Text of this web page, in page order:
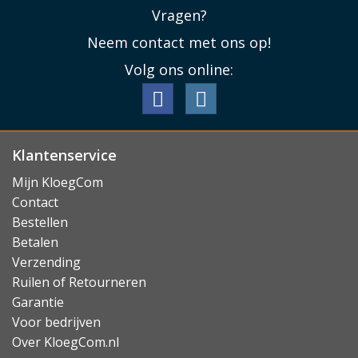
lampje, zodat hij in het donker geen storende gloed af
geeft die uw slaap kan verstoren.
Vragen?
Neem contact met ons op!
Volg ons online:
Klantenservice
Mijn KloegCom
Contact
Bestellen
Betalen
Verzending
Ruilen of Retourneren
Garantie
Voor bedrijven
Over KloegCom.nl